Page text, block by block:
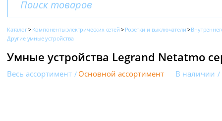
Каталог Компоненты электрических сетей Розетки и выключатели
Другие умные устройства
Умные устройства Legrand Netatmo
Весь ассортимент Основной ассортимент В наличии